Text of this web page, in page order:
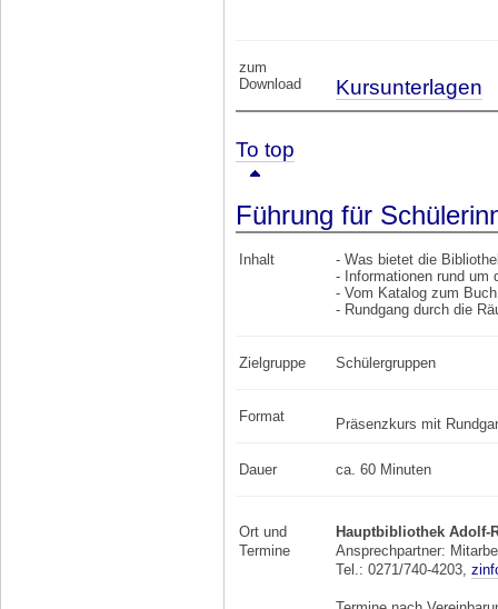
zum
Download
Kursunterlagen
To top
Führung für
Inhalt
- Was bietet die
- Informationen rund um
- Vom Katalog zum Buch
- Rundgang durch die
Zielgruppe Schülergruppen
Format Präsenzkurs mit
Dauer ca. 60 Minuten
Ort und
Termine
Hauptbibliothek Adolf-
Ansprechpartner:
Tel.: 0271/740-4203,